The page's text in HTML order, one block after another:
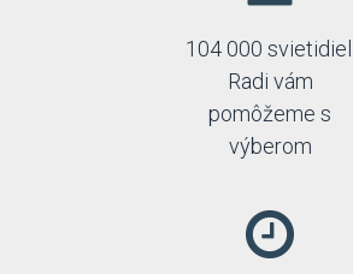
104 000 svietidiel.
Radi vám
pomôžeme s
výberom